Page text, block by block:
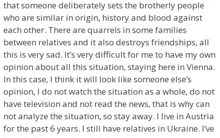
that someone deliberately sets the brotherly people
who are similar in origin, history and blood against
each other. There are quarrels in some families
between relatives and it also destroys friendships, all
this is very sad. It’s very difficult for me to have my own
opinion about all this situation, staying here in Vienna.
In this case, I think it will look like someone else’s
opinion, I do not watch the situation as a whole, do not
have television and not read the news, that is why can
not analyze the situation, so stay away. I live in Austria
for the past 6 years. I still have relatives in Ukraine. I’ve